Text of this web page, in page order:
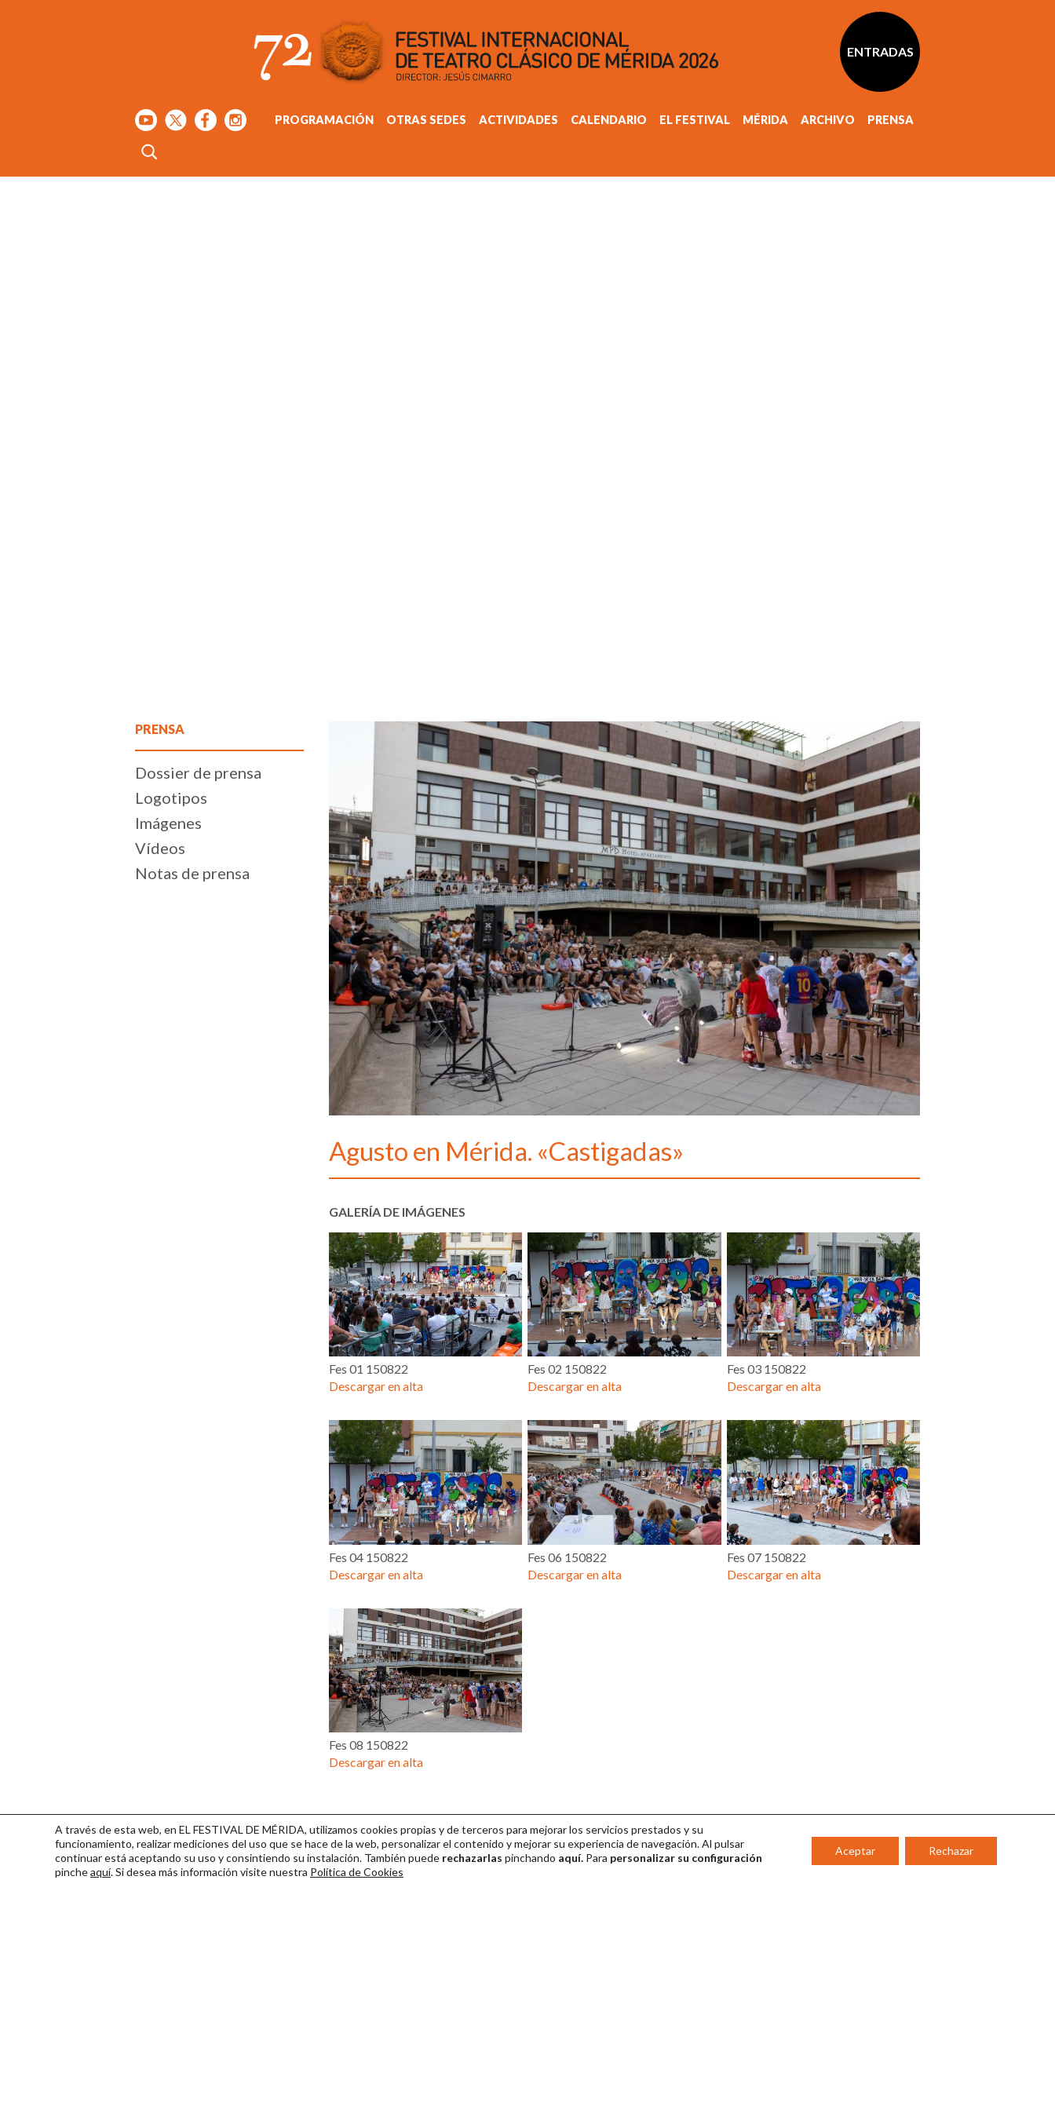
ENTRADAS
PROGRAMACIÓN OTRAS SEDES ACTIVIDADES CALENDARIO EL FESTIVAL MÉRIDA ARCHIVO PRENSA
PRENSA
Dossier de prensa
Logotipos
Imágenes
Vídeos
Notas de prensa
Agusto en Mérida. «Castigadas»
GALERÍA DE IMÁGENES
Fes 01 150822
Descargar en alta
Fes 02 150822
Descargar en alta
Fes 03 150822
Descargar en alta
Fes 04 150822
Descargar en alta
Fes 06 150822
Descargar en alta
Fes 07 150822
Descargar en alta
Fes 08 150822
Descargar en alta
A través de esta web, en EL FESTIVAL DE MÉRIDA, utilizamos cookies propias y de terceros para mejorar los servicios prestados y su
funcionamiento, realizar mediciones del uso que se hace de la web, personalizar el contenido y mejorar su experiencia de navegación. Al pulsar
continuarestá aceptando su uso y consintiendo su instalación. También puede rechazarlas pinchando aquí. Para personalizar su configuración
pincheaquí. Si desea más información visite nuestra Política de Cookies
Aceptar Rechazar